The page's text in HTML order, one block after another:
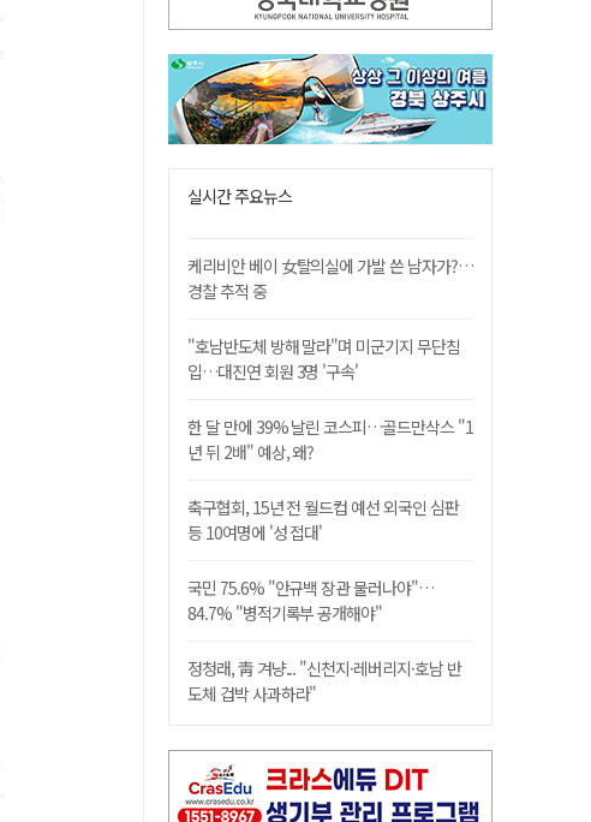
실시간 주요뉴스
케리비안 베이 女탈의실에 가발 쓴 남자가?…
경찰 추적 중
"호남반도체 방해 말라"며 미군기지 무단침
입…대진연 회원 3명 '구속'
한 달 만에 39% 날린 코스피…골드만삭스 "1
년 뒤 2배" 예상, 왜?
축구협회, 15년 전 월드컵 예선 외국인 심판
등 10여명에 '성 접대'
국민 75.6% "안규백 장관 물러나야"…
84.7% "병적기록부 공개해야"
정청래, 靑 겨냥... "신천지·레버리지·호남 반
도체 겁박 사과하라"